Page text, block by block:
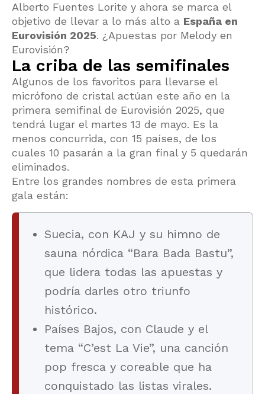
Alberto Fuentes Lorite y ahora se marca el
objetivo de llevar a lo más alto a España en
Eurovisión 2025. ¿Apuestas por Melody en
Eurovisión?
La criba de las semifinales
Algunos de los favoritos para llevarse el
micrófono de cristal actúan este año en la
primera semifinal de Eurovisión 2025, que
tendrá lugar el martes 13 de mayo. Es la
menos concurrida, con 15 países, de los
cuales 10 pasarán a la gran final y 5 quedarán
eliminados.
Entre los grandes nombres de esta primera
gala están:
Suecia, con KAJ y su himno de
sauna nórdica “Bara Bada Bastu”,
que lidera todas las apuestas y
podría darles otro triunfo
histórico.
Países Bajos, con Claude y el
tema “C’est La Vie”, una canción
pop fresca y coreable que ha
conquistado las listas virales.